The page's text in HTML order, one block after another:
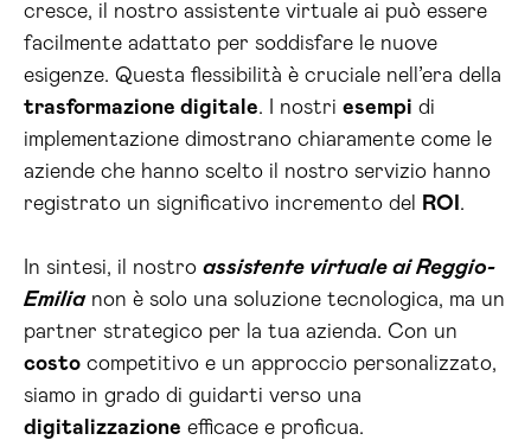
cresce, il nostro assistente virtuale ai può essere
facilmente adattato per soddisfare le nuove
esigenze. Questa flessibilità è cruciale nell’era della
trasformazione digitale. I nostri esempi di
implementazione dimostrano chiaramente come le
aziende che hanno scelto il nostro servizio hanno
registrato un significativo incremento del
ROI .
In sintesi, il nostro assistente virtuale ai Reggio-
Emilianon è solo una soluzione tecnologica, ma un
partner strategico per la tua azienda. Con un
costo competitivo e un approccio personalizzato,
siamo in grado di guidarti verso una
digitalizzazione efficace e proficua.